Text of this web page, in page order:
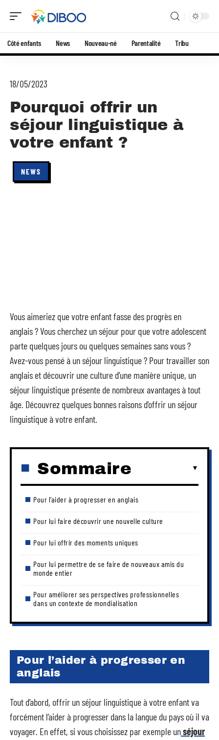
Côté enfants News Nouveau-né Parentalité Tribu
18/05/2023
Pourquoi offrir un
séjour linguistique à
votre enfant ?
NEWS
Vous aimeriez que votre enfant fasse des progrès en
anglais ? Vous cherchez un séjour pour que votre adolescent
parte quelques jours ou quelques semaines sans vous ?
Avez-vous pensé à un séjour linguistique ? Pour travailler son
anglais et découvrir une culture d’une manière unique, un
séjour linguistique présente de nombreux avantages à tout
âge. Découvrez quelques bonnes raisons d’offrir un séjour
linguistique à votre enfant.
Sommaire
Pour l’aider à progresser en anglais
Pour lui faire découvrir une nouvelle culture
Pour lui offrir des moments uniques
Pour lui permettre de se faire de nouveaux amis du
monde entier
Pour améliorer ses perspectives professionnelles
dans un contexte de mondialisation
Pour l’aider à progresser en
anglais
Tout d’abord, offrir un séjour linguistique à votre enfant va
forcément l’aider à progresser dans la langue du pays où il va
voyager. En effet, si vous choisissez par exemple unséjour